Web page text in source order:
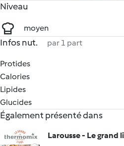
Niveau
moyen
Infos nut. par 1 part
Protides
Calories
Lipides
Glucides
Également présenté dans
Larousse - Le grand